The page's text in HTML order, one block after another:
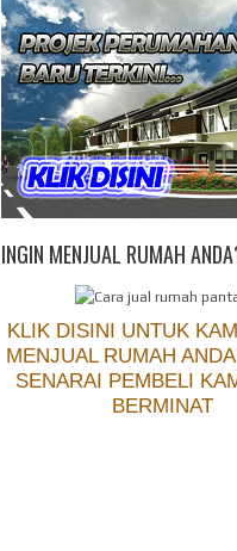
INGIN MENJUAL RUMAH
KLIK DISINI UNTUK
MENJUAL RUMAH
SENARAI PEMBELI
BERMINAT